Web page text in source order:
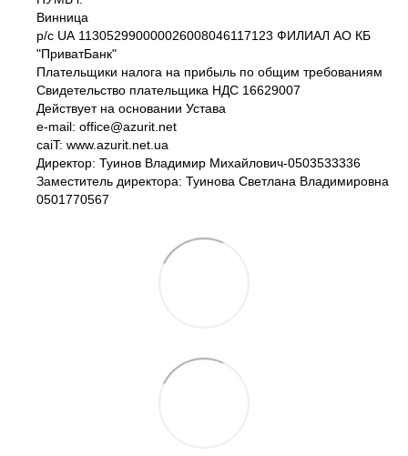
Винница
р/с UА 113052990000026008046117123 ФИЛИАЛ АО КБ
"ПриватБанк"
Плательщики налога на прибыль по общим требованиям
Свидетельство плательщика НДС 16629007
Действует на основании Устава
e-mail: office@azurit.net
caiT: www.azurit.net.ua
Директор: Туинов Владимир Михайлович-0503533336
Заместитель директора: Туинова Светлана Владимировна
0501770567